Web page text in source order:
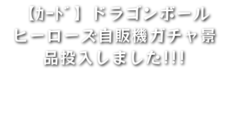
【ｶｰﾄﾞ】ドラゴンボール
ヒーローズ自販機ガチャ景
品投入しました!!!